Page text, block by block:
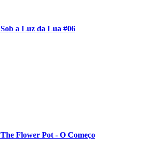
Sob a Luz da Lua #06
The Flower Pot - O Começo